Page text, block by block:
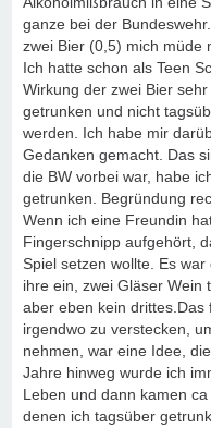
ganze bei der
zwei Bier (0,5) mich müde
Ich hatte schon als Teen
Wirkung der zwei Bier
getrunken und nicht
werden. Ich habe mir
Gedanken gemacht. Das
die BW vorbei war, habe
getrunken. Begründung
Wenn ich eine Freundin
Fingerschnipp aufgehört,
Spiel setzen wollte. Es
ihre ein, zwei Gläser Wein
aber eben kein drittes.Das
irgendwo zu verstecken,
nehmen, war eine Idee,
Jahre hinweg wurde ich
Leben und dann kamen
denen ich tagsüber